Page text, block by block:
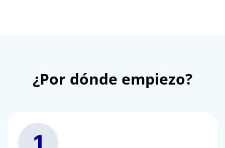
¿Por dónde empiezo?